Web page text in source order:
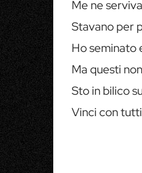
Me ne
Stavano per
Ho seminato
Ma questi
Sto in bilico
Vinci con